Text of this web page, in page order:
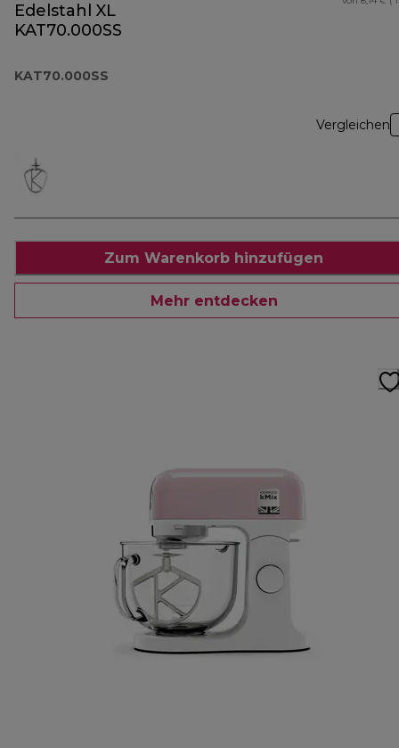
Edelstahl XL
KAT70.000SS
KAT70.000SS
Vergleichen
Zum Warenkorb hinzufügen
Mehr entdecken